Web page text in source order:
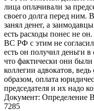
лица оплачивали за
своего долга перед ним.
занял денег, а
есть расходы понес не он.
ВС РФ с этим не
есть он получил деньги
что фактически они
коллегии адвокатов,
образом, оплата
председателя и их надо
Документ: Определение
7285